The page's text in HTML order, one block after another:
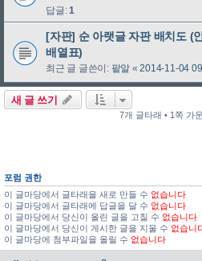
답글:1
[자판] 순 아랫글 자판 배치도 (
배열표)
최근 글 글쓴이: 팥알 «2014-11-04
새 글 쓰기
7개 글타래 • 1쪽 가
포럼 권한
이 글마당에서 글타래을 새로 만들 수 없습니다
이 글마당에서 글타래에 답글을 달 수 없습니다
이 글마당에서 당신이 올린 글을 고칠 수 없습니다
이 글마당에서 당신이 게시한 글을 지울 수 없습니
이 글마당에 첨부파일을 올릴 수 없습니다